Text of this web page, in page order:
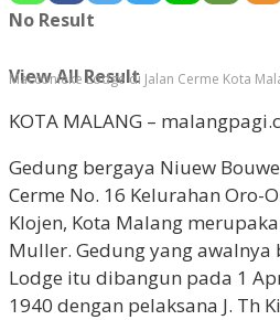
No Result
View All Result
Macconieke Lodge di Jalan Cerme Kota
KOTA MALANG –
Gedung bergaya Niuew
Cerme No. 16 Kelurahan Oro-
Klojen, Kota Malang
Muller. Gedung yang awalnya
Lodge itu dibangun pada 1
1940 dengan pelaksana J. Th